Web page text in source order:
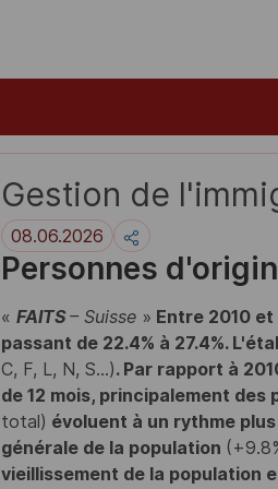
Gestion de
08.06.2026
Personnes
« FAITS– Suisse » Entre 2010
passant de 22.4% à 27.4%.
C, F, L, N, S...). Par rapport à
de 12 mois, principalement des
total) évoluent à un rythme
générale de la population
vieillissement de la population